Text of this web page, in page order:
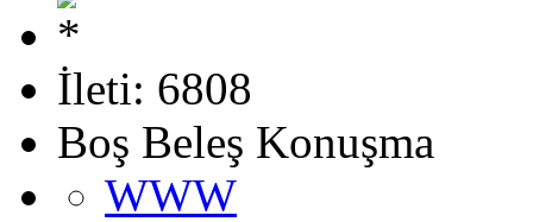
İleti: 6808
Boş Beleş Konuşma
WWW